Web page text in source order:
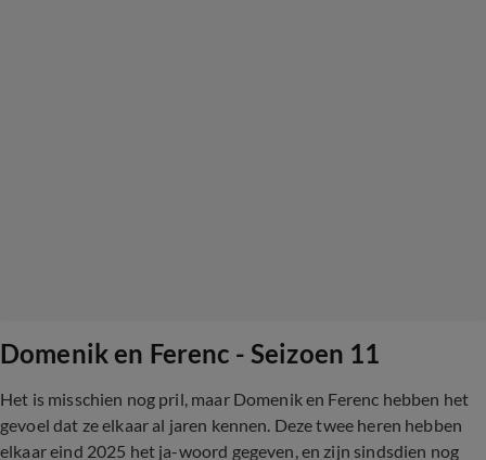
Domenik en Ferenc - Seizoen 11
Het is misschien nog pril, maar Domenik en Ferenc hebben het
gevoel dat ze elkaar al jaren kennen. Deze twee heren hebben
elkaar eind 2025 het ja-woord gegeven, en zijn sindsdien nog